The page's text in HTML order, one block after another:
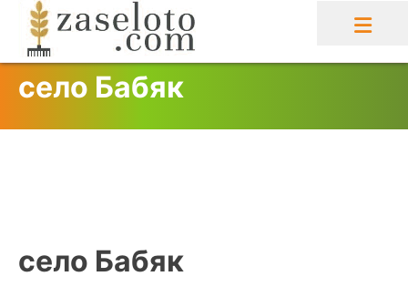
content
село Бабяк
село Бабяк